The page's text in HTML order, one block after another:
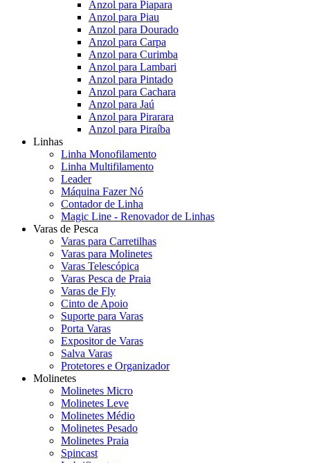
Anzol para Piapara
Anzol para Piau
Anzol para Dourado
Anzol para Carpa
Anzol para Curimba
Anzol para Lambari
Anzol para Pintado
Anzol para Cachara
Anzol para Jaú
Anzol para Pirarara
Anzol para Piraíba
Linhas
Linha Monofilamento
Linha Multifilamento
Leader
Máquina Fazer Nó
Contador de Linha
Magic Line - Renovador de Linhas
Varas de Pesca
Varas para Carretilhas
Varas para Molinetes
Varas Telescópica
Varas Pesca de Praia
Varas de Fly
Cinto de Apoio
Suporte para Varas
Porta Varas
Expositor de Varas
Salva Varas
Protetores e Organizador
Molinetes
Molinetes Micro
Molinetes Leve
Molinetes Médio
Molinetes Pesado
Molinetes Praia
Spincast